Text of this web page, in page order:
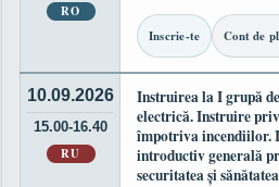
RO
Inscrie-te Cont de
10.09.2026
15.00-16.40
RU
Instruirea la I grupă
electrică. Instruire
împotriva incendiilor.
introductiv generală
securitatea și